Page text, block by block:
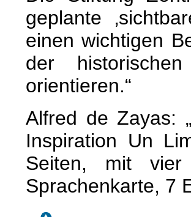
geplante
einen wichtigen
der
orientieren.“
Alfred de Zayas:
Inspiration Un
Seiten, mit vier
Sprachenkarte, 7